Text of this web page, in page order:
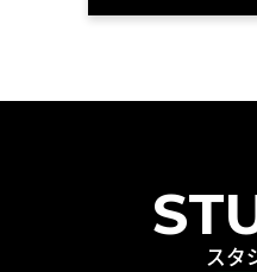
スタ